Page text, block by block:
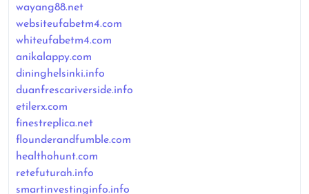
wayang88.net
websiteufabetm4.com
whiteufabetm4.com
anikalappy.com
dininghelsinki.info
duanfrescariverside.info
etilerx.com
finestreplica.net
flounderandfumble.com
healthohunt.com
retefuturah.info
smartinvestinginfo.info